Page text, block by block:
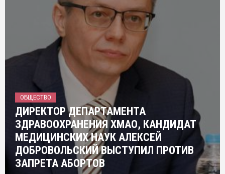
ОБЩЕСТВО
ДИРЕКТОР ДЕПАРТАМЕНТА
ЗДРАВООХРАНЕНИЯ ХМАО, КАНДИДАТ
МЕДИЦИНСКИХ НАУК АЛЕКСЕЙ
ДОБРОВОЛЬСКИЙ ВЫСТУПИЛ ПРОТИВ
ЗАПРЕТА АБОРТОВ